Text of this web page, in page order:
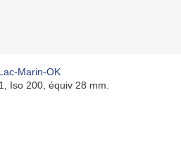
Iso 200, équiv 28 mm.